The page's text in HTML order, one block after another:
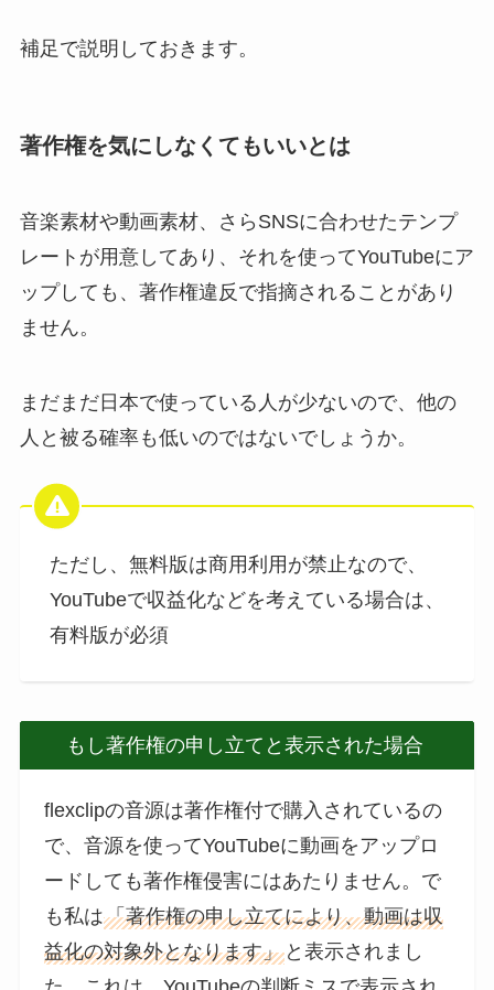
補足で説明しておきます。
著作権を気にしなくてもいいとは
音楽素材や動画素材、さらSNSに合わせたテンプ
レートが用意してあり、それを使ってYouTubeにア
ップしても、著作権違反で指摘されることがあり
ません。
まだまだ日本で使っている人が少ないので、他の
人と被る確率も低いのではないでしょうか。
ただし、無料版は商用利用が禁止なので、
YouTubeで収益化などを考えている場合は、
有料版が必須
もし著作権の申し立てと表示された場合
flexclipの音源は著作権付で購入されているの
で、音源を使ってYouTubeに動画をアップロ
ードしても著作権侵害にはあたりません。で
も私は「著作権の申し立てにより、動画は収
益化の対象外となります」 と表示されまし